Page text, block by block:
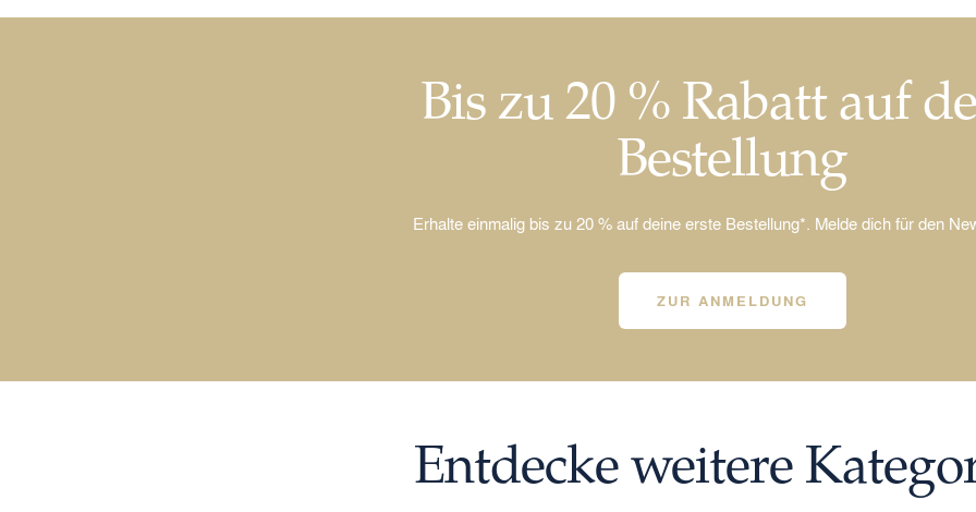
Bis zu 20 % Rabatt auf
Bestellung
Erhalte einmalig bis zu 20 % auf deine erste Bestellung*. Melde dich für den
ZUR ANMELDUNG
Entdecke weitere